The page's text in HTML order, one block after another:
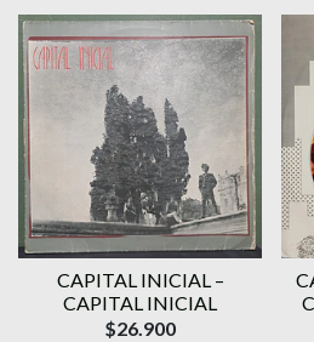
CAPITAL INICIAL –
CAPITAL INICIAL
$26.900